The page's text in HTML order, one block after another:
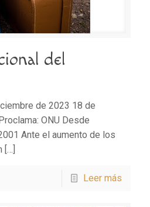
del
de 2023 18 de
ONU Desde
Ante el aumento de los
[…]
Leer más